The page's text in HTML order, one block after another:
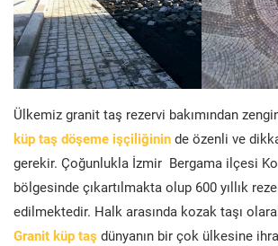
Ülkemiz granit taş rezervi bakımından
küp taş döşeme işçiliğinin de özenli ve
gerekir. Çoğunlukla İzmir Bergama ilçesi
bölgesinde çıkartılmakta olup 600 yıllık
edilmektedir. Halk arasında kozak taşı
Granit küp taş dünyanın bir çok ülkesine